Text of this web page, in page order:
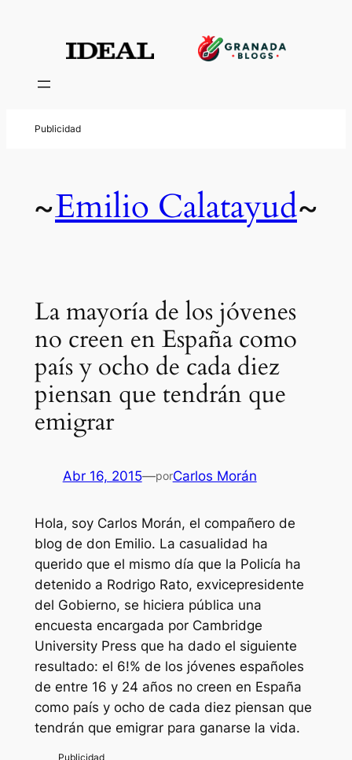
~Emilio Calatayud~
La mayoría de los jóvenes
no creen en España como
país y ocho de cada diez
piensan que tendrán que
emigrar
Abr 16, 2015—porCarlos Morán
Hola, soy Carlos Morán, el compañero de
blog de don Emilio. La casualidad ha
querido que el mismo día que la Policía ha
detenido a Rodrigo Rato, exvicepresidente
del Gobierno, se hiciera pública una
encuesta encargada por Cambridge
University Press que ha dado el siguiente
resultado: el 6!% de los jóvenes españoles
de entre 16 y 24 años no creen en España
como país y ocho de cada diez piensan que
tendrán que emigrar para ganarse la vida.